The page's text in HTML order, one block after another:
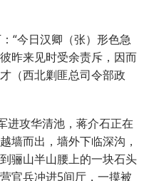
“今日汉卿（张）形色急
昨来见时受余责斥，因而
（西北剿匪总司令部政
进攻华清池，蒋介石正在
墙而出，墙外下临深沟，
骊山半山腰上的一块石头
官兵冲进5间厅，一摸被